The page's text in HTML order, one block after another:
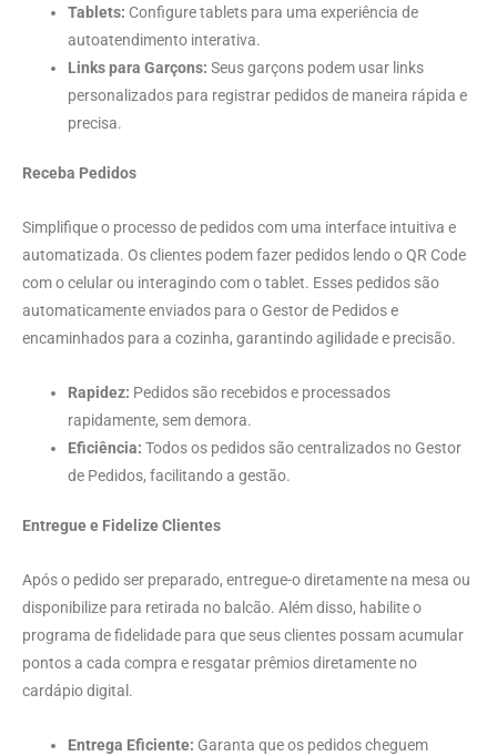
Tablets: Configure tablets para uma experiência de
autoatendimento interativa.
Links para Garçons: Seus garçons podem usar links
personalizados para registrar pedidos de maneira rápida e
precisa.
Receba Pedidos
Simplifique o processo de pedidos com uma interface intuitiva e
automatizada. Os clientes podem fazer pedidos lendo o QR Code
com o celular ou interagindo com o tablet. Esses pedidos são
automaticamente enviados para o Gestor de Pedidos e
encaminhados para a cozinha, garantindo agilidade e precisão.
Rapidez: Pedidos são recebidos e processados
rapidamente, sem demora.
Eficiência: Todos os pedidos são centralizados no Gestor
de Pedidos, facilitando a gestão.
Entregue e Fidelize Clientes
Após o pedido ser preparado, entregue-o diretamente na mesa ou
disponibilize para retirada no balcão. Além disso, habilite o
programa de fidelidade para que seus clientes possam acumular
pontos a cada compra e resgatar prêmios diretamente no
cardápio digital.
Entrega Eficiente: Garanta que os pedidos cheguem